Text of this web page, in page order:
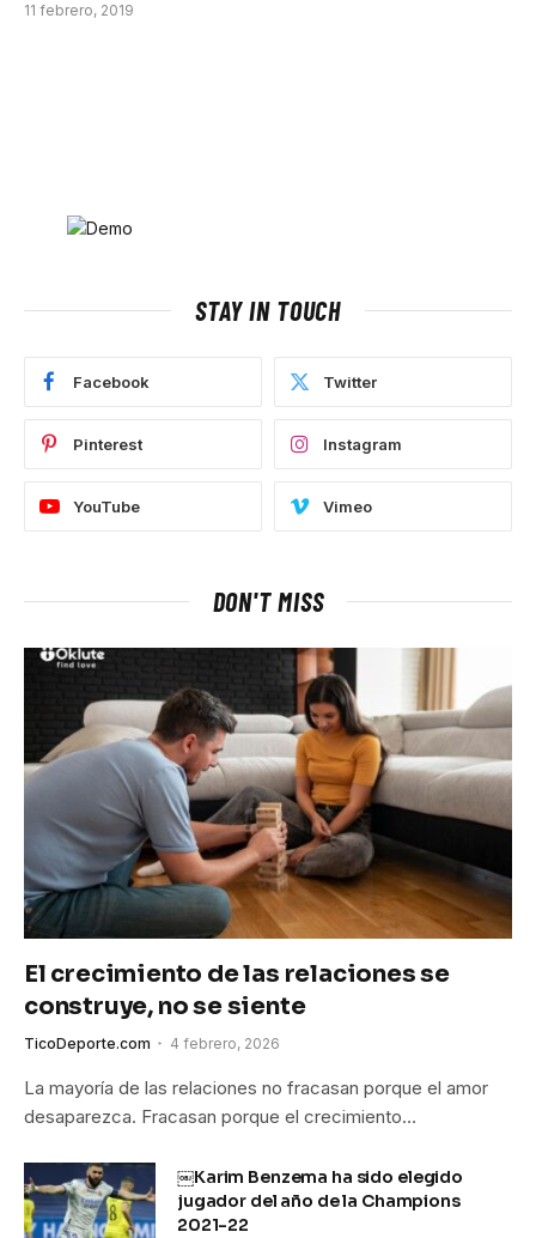
11 febrero, 2019
STAY IN TOUCH
Facebook Twitter
Pinterest Instagram
YouTube Vimeo
DON'T MISS
El crecimiento de las relaciones se
construye, no se siente
TicoDeporte.com 4 febrero, 2026
La mayoría de las relaciones no fracasan porque el amor
desaparezca. Fracasan porque el crecimiento…
￼Karim Benzema ha sido elegido
jugador del año de la Champions
2021-22